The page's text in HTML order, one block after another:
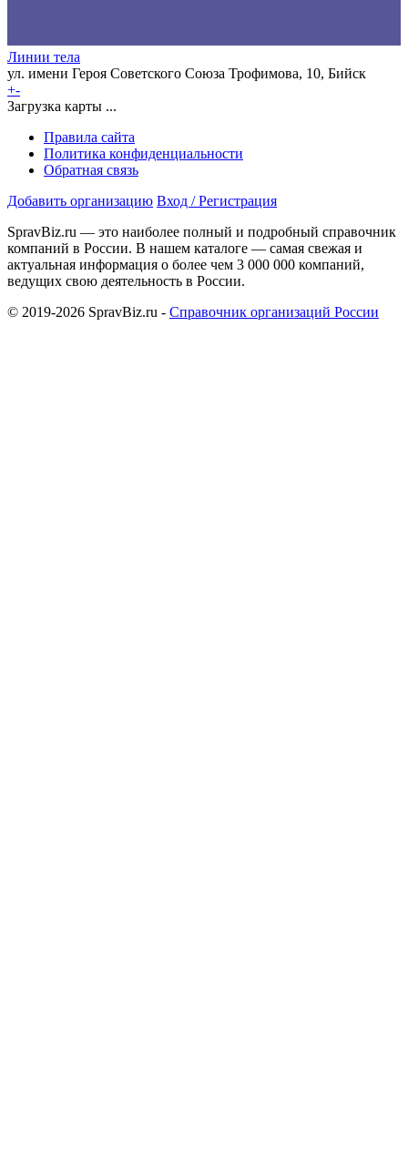
Линии тела
ул. имени Героя Советского Союза Трофимова, 10, Бийск
+-
Загрузка карты ...
Правила сайта
Политика конфиденциальности
Обратная связь
Добавить организацию Вход / Регистрация
SpravBiz.ru — это наиболее полный и подробный справочник
компаний в России. В нашем каталоге — самая свежая и
актуальная информация о более чем 3 000 000 компаний,
ведущих свою деятельность в России.
© 2019-2026 SpravBiz.ru - Справочник организаций России